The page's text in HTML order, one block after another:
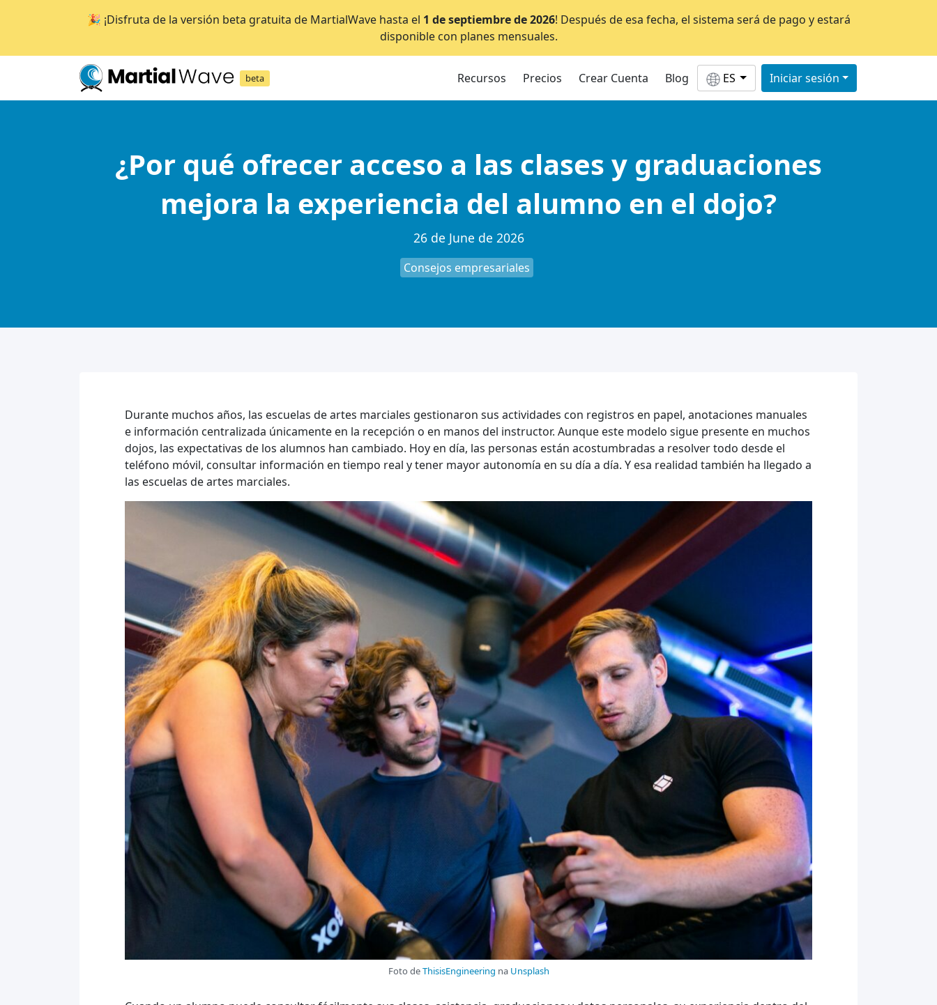
🎉 ¡Disfruta de la versión beta gratuita de MartialWave hasta el 1 de septiembre de 2026! Después de esa fecha, el sistema será de pago y estará
disponible con planes mensuales.
beta Recursos Precios Crear Cuenta Blog ES Iniciar sesión
¿Por qué ofrecer acceso a las clases y graduaciones
mejora la experiencia del alumno en el dojo?
26 de June de 2026
Consejos empresariales
Durante muchos años, las escuelas de artes marciales gestionaron sus actividades con registros en papel, anotaciones manuales
e información centralizada únicamente en la recepción o en manos del instructor. Aunque este modelo sigue presente en muchos
dojos, las expectativas de los alumnos han cambiado. Hoy en día, las personas están acostumbradas a resolver todo desde el
teléfono móvil, consultar información en tiempo real y tener mayor autonomía en su día a día. Y esa realidad también ha llegado a
las escuelas de artes marciales.
Foto deThisisEngineering na Unsplash